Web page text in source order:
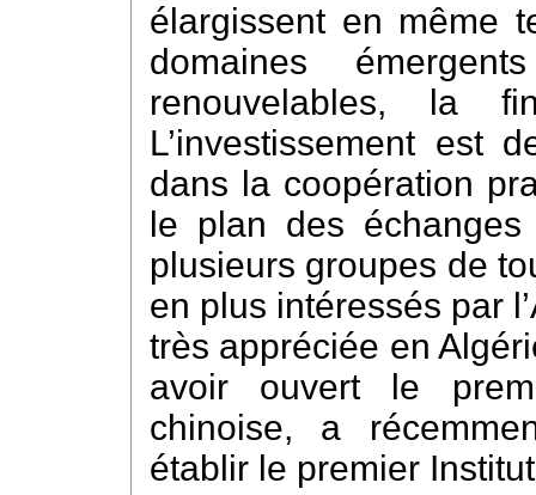
élargissent en même
domaines
renouvelables, la
L’investissement est
dans la coopération
le plan des échanges
plusieurs groupes de
en plus intéressés par
très appréciée en
avoir ouvert le
chinoise, a
établir le premier